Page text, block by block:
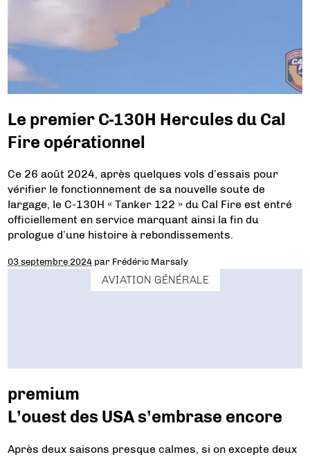
Le premier C-130H Hercules du Cal
Fire opérationnel
Ce 26 août 2024, après quelques vols d’essais pour
vérifier le fonctionnement de sa nouvelle soute de
largage, le C-130H « Tanker 122 » du Cal Fire est entré
officiellement en service marquant ainsi la fin du
prologue d’une histoire à rebondissements.
03 septembre 2024 par Frédéric Marsaly
AVIATION GÉNÉRALE
premium
L’ouest des USA s’embrase encore
Après deux saisons presque calmes, si on excepte deux